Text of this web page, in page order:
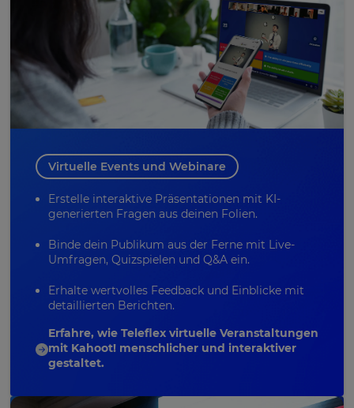
Virtuelle Events und Webinare
Erstelle interaktive Präsentationen mit KI-
generierten Fragen aus deinen Folien.
Binde dein Publikum aus der Ferne mit Live-
Umfragen, Quizspielen und Q&A ein.
Erhalte wertvolles Feedback und Einblicke mit
detaillierten Berichten.
Erfahre, wie Teleflex virtuelle Veranstaltungen
mit Kahoot! menschlicher und interaktiver
gestaltet.